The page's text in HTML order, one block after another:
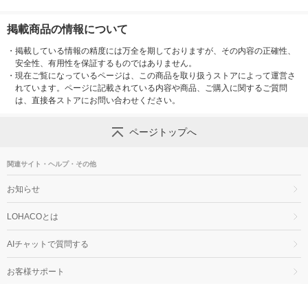
掲載商品の情報について
・ 掲載している情報の精度には万全を期しておりますが、その内容の正確性、
安全性、有用性を保証するものではありません。
・ 現在ご覧になっているページは、この商品を取り扱うストアによって運営さ
れています。ページに記載されている内容や商品、ご購入に関するご質問
は、直接各ストアにお問い合わせください。
ページトップへ
関連サイト・ヘルプ・その他
お知らせ
LOHACOとは
AIチャットで質問する
お客様サポート